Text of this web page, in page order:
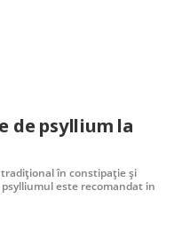
de psyllium la
în constipație și
este recomandat in